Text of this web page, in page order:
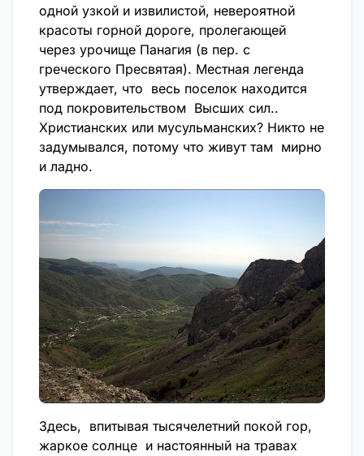
одной узкой и извилистой, невероятной
красоты горной дороге, пролегающей
через урочище Панагия (в пер. с
греческого Пресвятая). Местная легенда
утверждает, что весь поселок находится
под покровительством Высших сил..
Христианских или мусульманских? Никто не
задумывался, потому что живут там мирно
и ладно.
Здесь, впитывая тысячелетний покой гор,
жаркое солнце и настоянный на травах